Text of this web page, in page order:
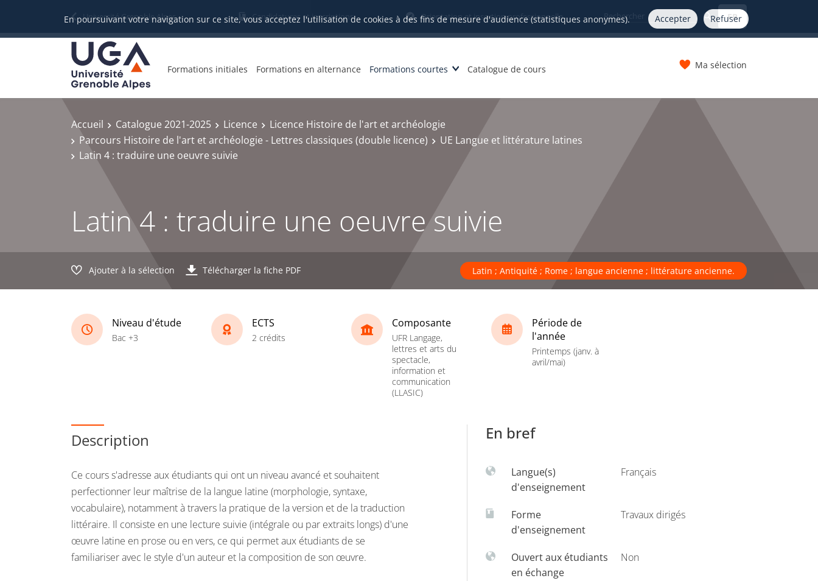
En poursuivant votre navigation sur ce site, vous acceptez l'utilisation de cookies à des fins de mesure d'audience (statistiques anonymes). Accepter Refuser
Université Grenoble Alpes Candidatures et inscriptions Orientation et insertion professionnelle FR
Formations initiales Formations en alternance Formations courtes Catalogue de cours Ma sélection
Accueil Catalogue 2021-2025 Licence
Licence Histoire de l'art et archéologie
Parcours Histoire de l'art et archéologie - Lettres classiques (double licence)
UE Langue et littérature latines
Latin 4 : traduire une oeuvre suivie
Latin 4 : traduire une oeuvre suivie
Ajouter à la sélection Télécharger la fiche PDF Latin ; Antiquité ; Rome ; langue ancienne ; littérature ancienne.
Niveau d'étude
Bac +3
ECTS
2 crédits
Composante
UFR Langage,
lettres et arts du
spectacle,
information et
communication
(LLASIC)
Période de
l'année
Printemps (janv. à
avril/mai)
Description
Ce cours s'adresse aux étudiants qui ont un niveau avancé et souhaitent
perfectionner leur maîtrise de la langue latine (morphologie, syntaxe,
vocabulaire), notamment à travers la pratique de la version et de la traduction
littéraire. Il consiste en une lecture suivie (intégrale ou par extraits longs) d'une
œuvre latine en prose ou en vers, ce qui permet aux étudiants de se
familiariser avec le style d'un auteur et la composition de son œuvre.
En bref
Langue(s)
d'enseignement
Français
Forme
d'enseignement
Travaux dirigés
Ouvert aux étudiants
en échange
Non